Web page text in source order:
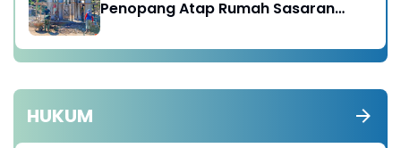
Penopang Atap Rumah Sasaran
HUKUM